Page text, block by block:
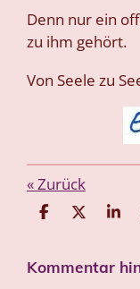
Denn nur ein
zu ihm gehört.
Von Seele zu
«Zurück
T
l
T
l
T
l
Kommentar